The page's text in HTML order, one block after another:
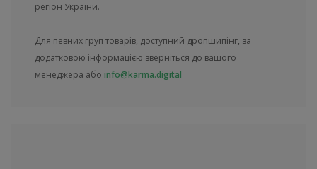
регіон України.
Для певних груп товарів, доступний дропшипінг, за
додатковою інформацією зверніться до вашого
менеджера або info@karma.digital